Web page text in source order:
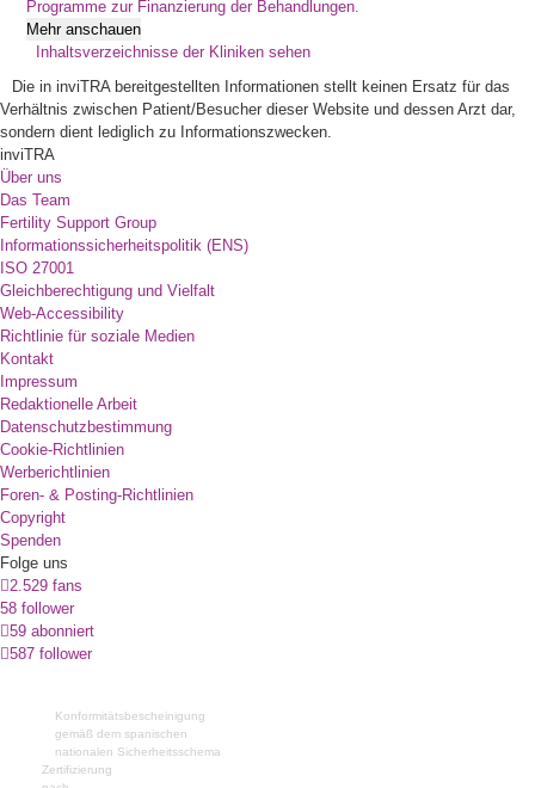
Programme zur Finanzierung der Behandlungen.
Mehr anschauen
Inhaltsverzeichnisse der Kliniken sehen
Die in inviTRA bereitgestellten Informationen stellt keinen Ersatz für das
Verhältnis zwischen Patient/Besucher dieser Website und dessen Arzt dar,
sondern dient lediglich zu Informationszwecken.
inviTRA
Über uns
Das Team
Fertility Support Group
Informationssicherheitspolitik (ENS)
ISO 27001
Gleichberechtigung und Vielfalt
Web-Accessibility
Richtlinie für soziale Medien
Kontakt
Impressum
Redaktionelle Arbeit
Datenschutzbestimmung
Cookie-Richtlinien
Werberichtlinien
Foren- & Posting-Richtlinien
Copyright
Spenden
Folge uns
2.529 fans
58 follower
59 abonniert
587 follower
Konformitätsbescheinigung
gemäß dem spanischen
nationalen Sicherheitsschema
Zertifizierung